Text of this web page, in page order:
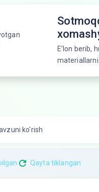
E’lon berib,
ko'rish
Qayta tiklangan